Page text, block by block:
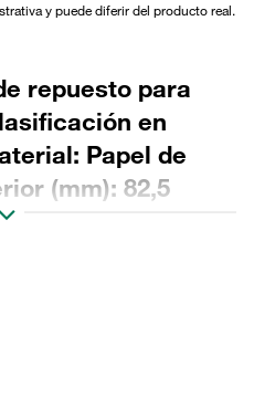
y puede diferir del producto real.
repuesto para
en
Papel de
(mm): 82,5
47,5 Longitud
relación β >2